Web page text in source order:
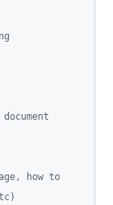
how to